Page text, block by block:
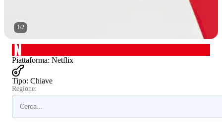
1/2
Piattaforma: Netflix
Tipo: Chiave
Regione: